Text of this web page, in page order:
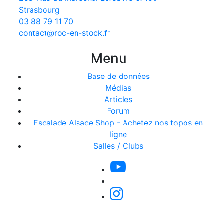
Strasbourg
03 88 79 11 70
contact@roc-en-stock.fr
Menu
Base de données
Médias
Articles
Forum
Escalade Alsace Shop - Achetez nos topos en
ligne
Salles / Clubs